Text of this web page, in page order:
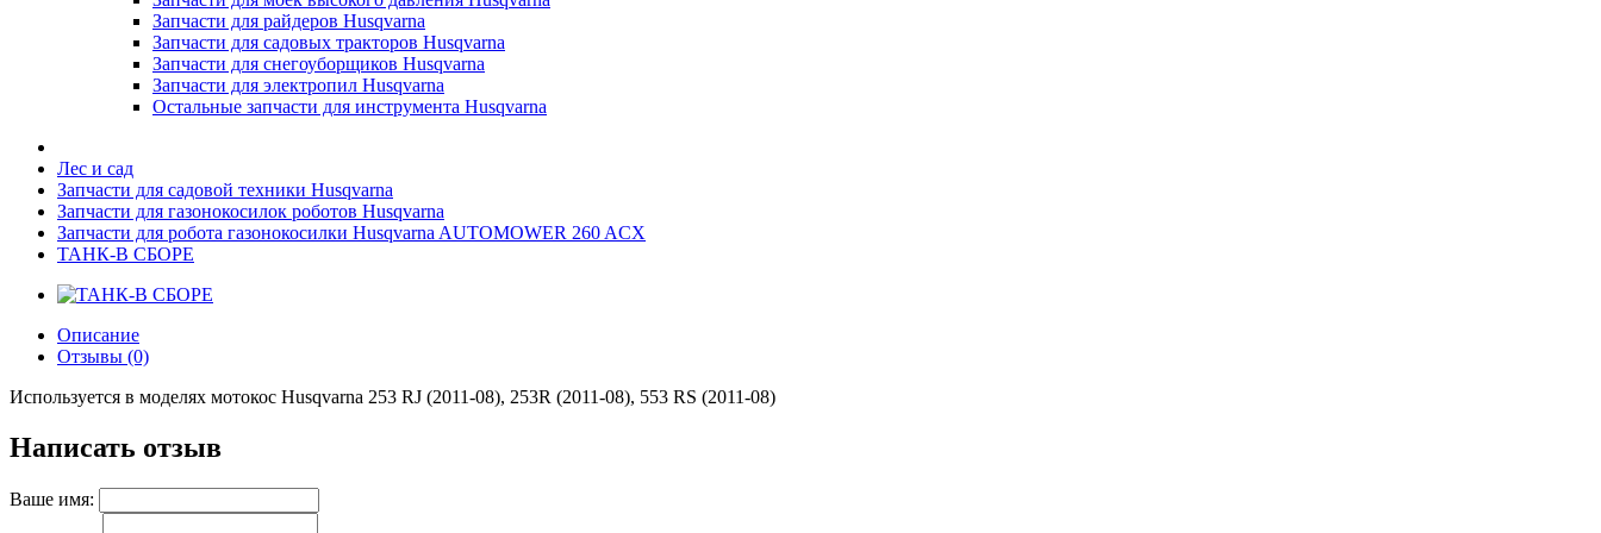
Запчасти для райдеров Husqvarna
Запчасти для садовых тракторов Husqvarna
Запчасти для снегоуборщиков Husqvarna
Запчасти для электропил Husqvarna
Остальные запчасти для инструмента Husqvarna
Лес и сад
Запчасти для садовой техники Husqvarna
Запчасти для газонокосилок роботов Husqvarna
Запчасти для робота газонокосилки Husqvarna AUTOMOWER 260 ACX
ТАНК-В СБОРЕ
Описание
Отзывы (0)
Используется в моделях мотокос Husqvarna 253 RJ (2011-08), 253R (2011-08), 553 RS (2011-08)
Написать отзыв
Ваше имя: